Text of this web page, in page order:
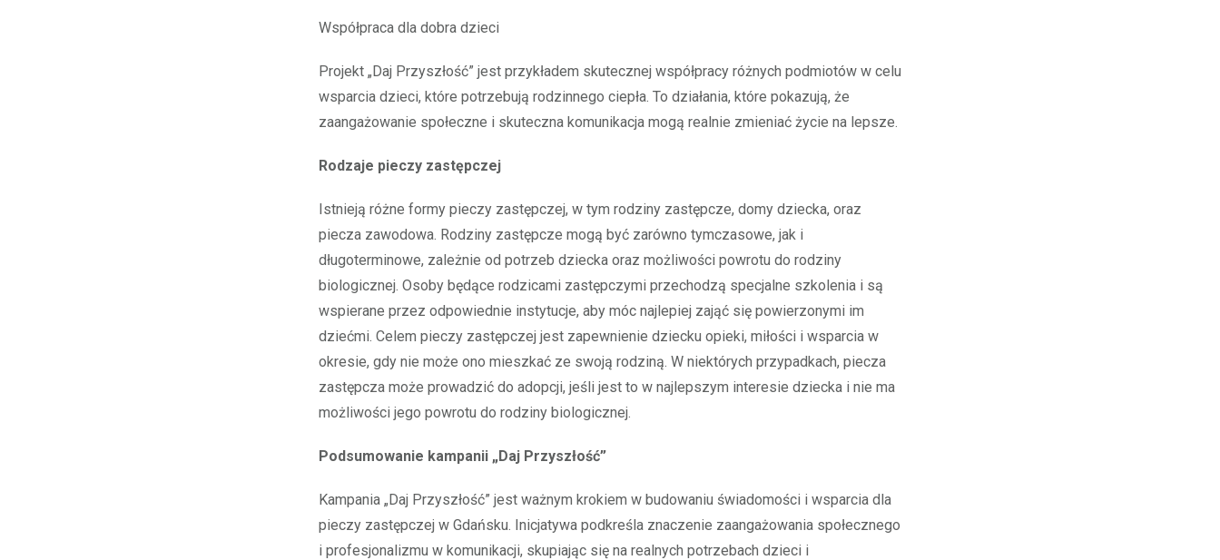
Współpraca dla dobra dzieci
Projekt „Daj Przyszłość” jest przykładem skutecznej współpracy różnych podmiotów w celu
wsparcia dzieci, które potrzebują rodzinnego ciepła. To działania, które pokazują, że
zaangażowanie społeczne i skuteczna komunikacja mogą realnie zmieniać życie na lepsze.
Rodzaje pieczy zastępczej
Istnieją różne formy pieczy zastępczej, w tym rodziny zastępcze, domy dziecka, oraz
piecza zawodowa. Rodziny zastępcze mogą być zarówno tymczasowe, jak i
długoterminowe, zależnie od potrzeb dziecka oraz możliwości powrotu do rodziny
biologicznej. Osoby będące rodzicami zastępczymi przechodzą specjalne szkolenia i są
wspierane przez odpowiednie instytucje, aby móc najlepiej zająć się powierzonymi im
dziećmi. Celem pieczy zastępczej jest zapewnienie dziecku opieki, miłości i wsparcia w
okresie, gdy nie może ono mieszkać ze swoją rodziną. W niektórych przypadkach, piecza
zastępcza może prowadzić do adopcji, jeśli jest to w najlepszym interesie dziecka i nie ma
możliwości jego powrotu do rodziny biologicznej.
Podsumowanie kampanii „Daj Przyszłość”
Kampania „Daj Przyszłość” jest ważnym krokiem w budowaniu świadomości i wsparcia dla
pieczy zastępczej w Gdańsku. Inicjatywa podkreśla znaczenie zaangażowania społecznego
i profesjonalizmu w komunikacji, skupiając się na realnych potrzebach dzieci i